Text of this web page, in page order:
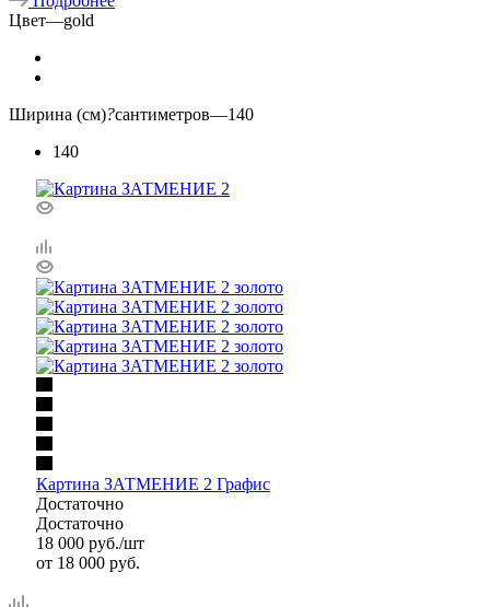
Цвет—gold
Ширина (см)?сантиметров—140
140
Картина ЗАТМЕНИЕ 2 Графис
Достаточно
Достаточно
18 000 руб./шт
от 18 000 руб.